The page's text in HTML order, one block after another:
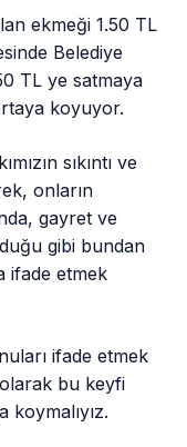
ekmeği 1.50 TL
Belediye
TL ye satmaya
koyuyor.
sıkıntı ve
onların
gayret ve
gibi bundan
ifade etmek
ifade etmek
olarak bu keyfi
koymalıyız.